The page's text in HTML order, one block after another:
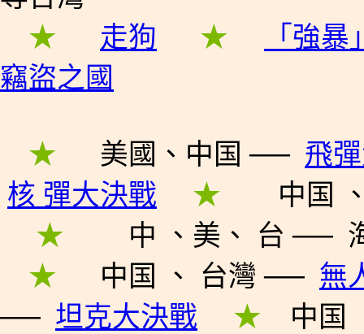
★ 走狗 ★ 「 強暴
竊盜之國
★ 美國 、中国 ── 飛
核 彈大決戰
★ 中国
★ 中 、 美 、 台──
★ 中国 、 台灣── 無
── 坦克大決戰 ★ 中国